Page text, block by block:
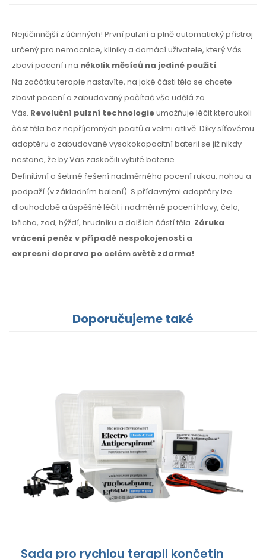
Nejúčinnější z účinných! První pulzní a plně automatický přístroj
určený pro nemocnice, kliniky a domácí uživatele, který Vás
zbaví pocení i na několik měsíců na jediné použití.
Na začátku terapie nastavíte, na jaké části těla se chcete
zbavit pocení a zabudovaný počítač vše udělá za
Vás. Revoluční pulzní technologieumožňuje léčit kteroukoli
část těla bez nepříjemných pocitů a velmi citlivě. Díky síťovému
adaptéru a zabudované vysokokapacitní baterii se již nikdy
nestane, že by Vás zaskočili vybité baterie.
Definitivní a šetrné řešení nadměrného pocení rukou, nohou a
podpaží (v základním balení). S přídavnými adaptéry lze
dlouhodobě a úspěšně léčit i nadměrné pocení hlavy, čela,
břicha, zad, hýždí, hrudníku a dalších částí těla. Záruka
vrácení peněz v případě nespokojenosti a
expresní doprava po celém světě zdarma!
Doporučujeme také
Sada pro rychlou terapii končetin